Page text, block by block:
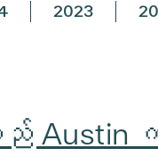
2023
Austin က